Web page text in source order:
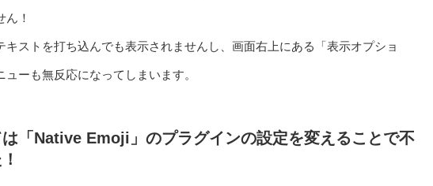
！
キストを打ち込んでも表示されませんし、画面右上にある「表示オプショ
ーも無反応になってしまいます。
「Native Emoji」のプラグインの設定を変えることで不